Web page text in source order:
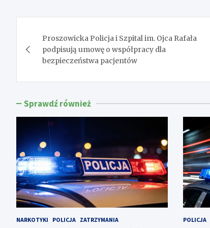
wpisu
Proszowicka Policja i Szpital im. Ojca Rafała
podpisują umowę o współpracy dla
bezpieczeństwa pacjentów
Sprawdź również
NARKOTYKI POLICJA ZATRZYMANIA POLICJA